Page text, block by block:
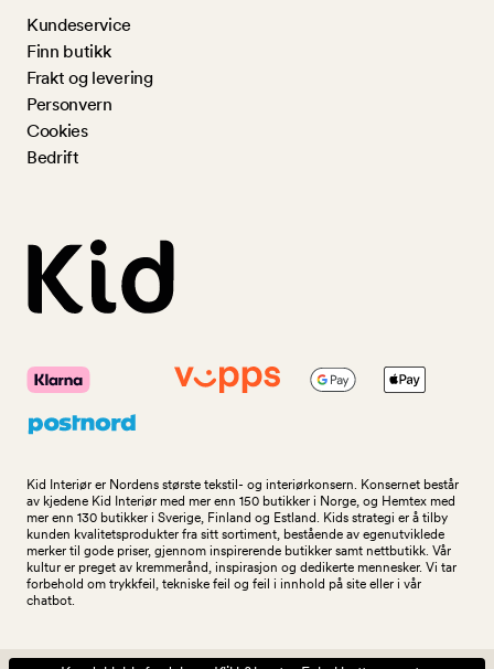
Kundeservice
Finn butikk
Frakt og levering
Personvern
Cookies
Bedrift
Kid Interiør er Nordens største tekstil- og interiørkonsern. Konsernet består
av kjedene Kid Interiør med mer enn 150 butikker i Norge, og Hemtex med
mer enn 130 butikker i Sverige, Finland og Estland. Kids strategi er å tilby
kunden kvalitetsprodukter fra sitt sortiment, bestående av egenutviklede
merker til gode priser, gjennom inspirerende butikker samt nettbutikk. Vår
kultur er preget av kremmerånd, inspirasjon og dedikerte mennesker. Vi tar
forbehold om trykkfeil, tekniske feil og feil i innhold på site eller i vår
chatbot.